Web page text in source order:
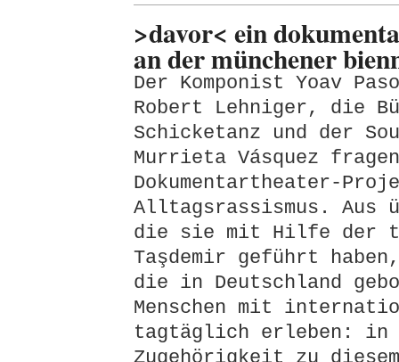
>davor< ein
an der münchener
Der Komponist Yoav
Robert Lehniger, die
Schicketanz und der
Murrieta Vásquez
Dokumentartheater-
Alltagsrassismus. Aus
die sie mit Hilfe der
Taşdemir geführt
die in Deutschland
Menschen mit
tagtäglich erleben: in